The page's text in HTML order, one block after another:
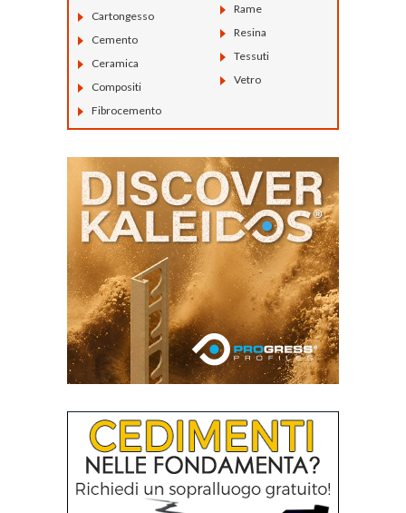
Cartongesso
Cemento
Ceramica
Compositi
Fibrocemento
Rame
Resina
Tessuti
Vetro